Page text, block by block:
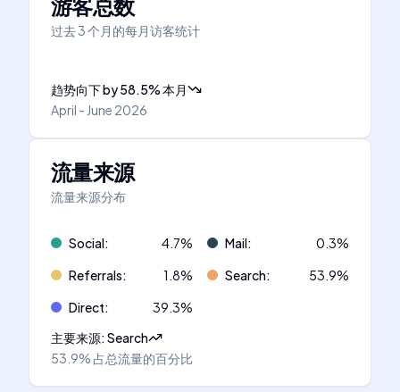
游客总数
过去 3 个月的每月访客统计
趋势向下by58.5%本月
April - June 2026
流量来源
流量来源分布
Social: 4.7% Mail: 0.3%
Referrals: 1.8% Search: 53.9%
Direct: 39.3%
主要来源:Search
53.9%占总流量的百分比